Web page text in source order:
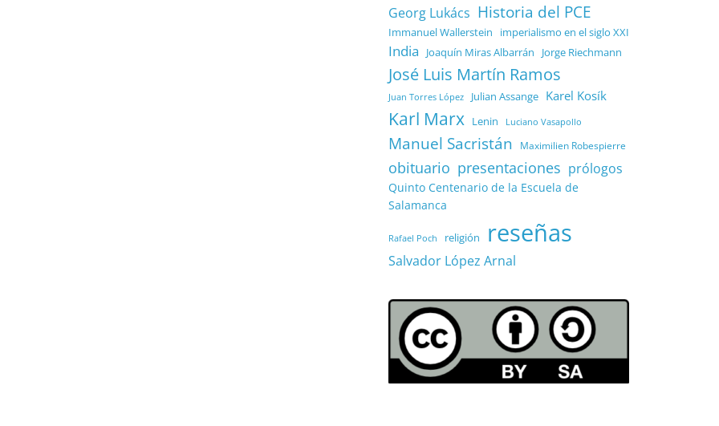
Georg Lukács Historia del PCE
Immanuel Wallerstein imperialismo en el siglo XXI
India Joaquín Miras Albarrán Jorge Riechmann
José Luis Martín Ramos
Juan Torres López Julian Assange Karel Kosík
Karl Marx Lenin Luciano Vasapollo
Manuel Sacristán Maximilien Robespierre
obituario presentaciones prólogos
Quinto Centenario de la Escuela de
Salamanca
Rafael Poch religión reseñas
Salvador López Arnal